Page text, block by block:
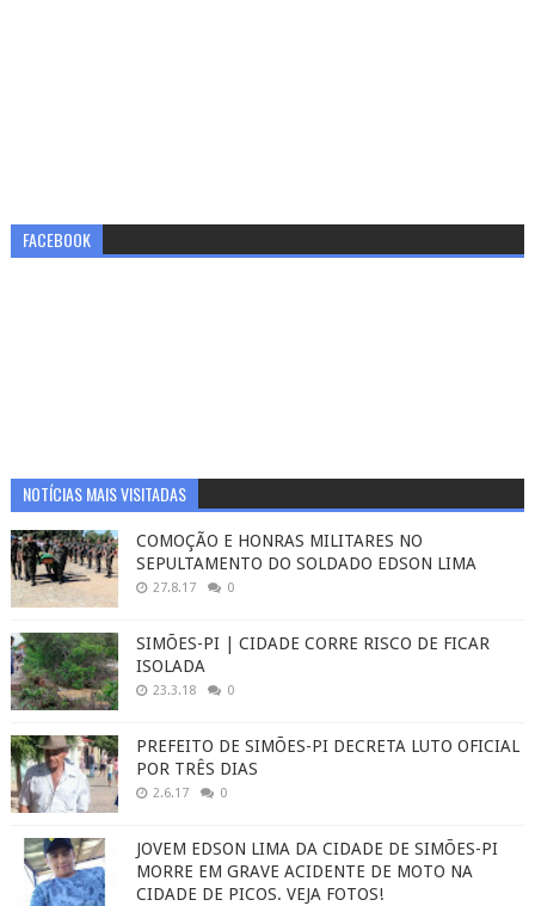
FACEBOOK
NOTÍCIAS MAIS VISITADAS
COMOÇÃO E HONRAS MILITARES NO
SEPULTAMENTO DO SOLDADO EDSON LIMA
27.8.17 0
SIMÕES-PI | CIDADE CORRE RISCO DE FICAR
ISOLADA
23.3.18 0
PREFEITO DE SIMÕES-PI DECRETA LUTO OFICIAL
POR TRÊS DIAS
2.6.17 0
JOVEM EDSON LIMA DA CIDADE DE SIMÕES-PI
MORRE EM GRAVE ACIDENTE DE MOTO NA
CIDADE DE PICOS. VEJA FOTOS!